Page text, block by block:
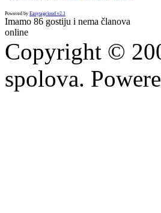
Powered by Easytagcloud v2.1
Imamo 86 gostiju i nema članova
online
Copyright ©
spolova.